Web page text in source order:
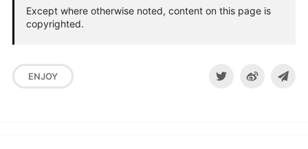
Except where otherwise noted, content on this page is
copyrighted.
ENJOY